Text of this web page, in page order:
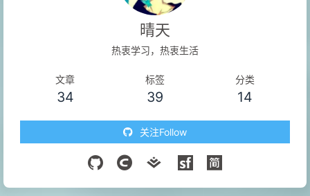
晴天
热衷学习，热衷生活
文章
34
标签
39
分类
14
关注Follow